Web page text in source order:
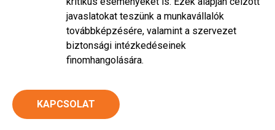
javaslatokat teszünk a munkavállalók
továbbképzésére, valamint a szervezet
biztonsági intézkedéseinek
finomhangolására.
KAPCSOLAT